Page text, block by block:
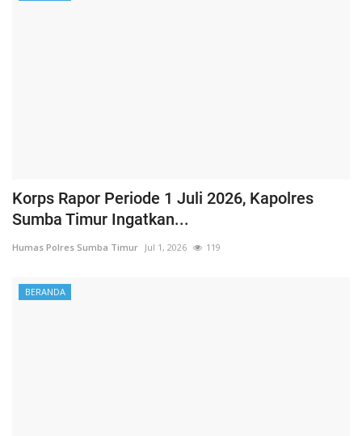
Korps Rapor Periode 1 Juli 2026, Kapolres
Sumba Timur Ingatkan...
Humas Polres Sumba Timur Jul 1, 2026 119
BERANDA